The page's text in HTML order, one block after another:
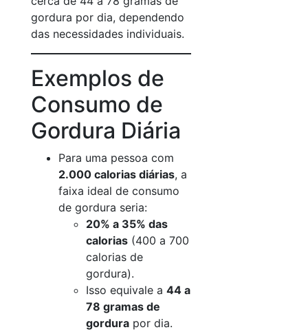
gordura por dia, dependendo
das necessidades individuais.
Exemplos de
Consumo de
Gordura Diária
Para uma pessoa com
2.000 calorias diárias, a
faixa ideal de consumo
de gordura seria:
20% a 35% das
calorias (400 a 700
calorias de
gordura).
Isso equivale a 44 a
78 gramas de
gordura por dia.